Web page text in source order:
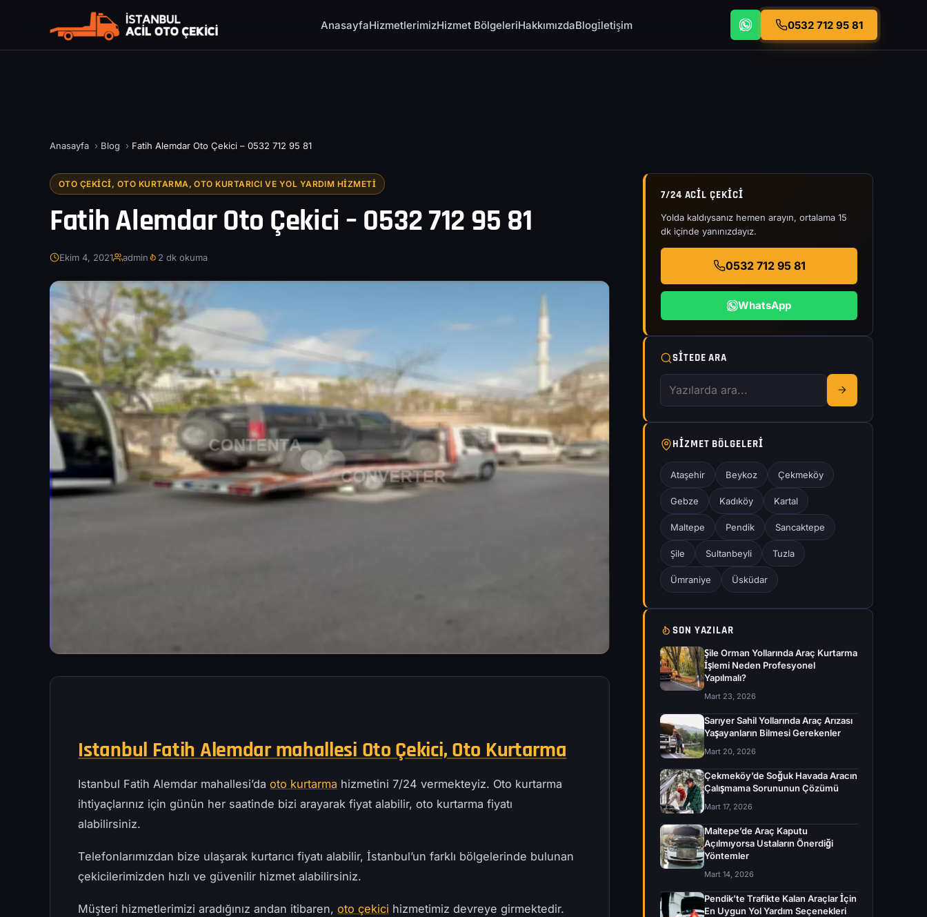
AnasayfaHizmetlerimizHizmet BölgeleriHakkımızdaBlogİletişim 0532 712 95 81
Anasayfa › Blog › Fatih Alemdar Oto Çekici – 0532 712 95 81
OTO ÇEKICI, OTO KURTARMA, OTO KURTARICI VE YOL YARDIM HIZMETI
Fatih Alemdar Oto Çekici – 0532 712 95 81
Ekim 4, 2021 admin 2 dk okuma
Istanbul Fatih Alemdar mahallesi Oto Çekici, Oto Kurtarma
Istanbul Fatih Alemdar mahallesi’daoto kurtarma hizmetini 7/24 vermekteyiz. Oto kurtarma
ihtiyaçlarınız için günün her saatinde bizi arayarak fiyat alabilir, oto kurtarma fiyatı
alabilirsiniz.
Telefonlarımızdan bize ulaşarak kurtarıcı fiyatı alabilir, İstanbul’un farklı bölgelerinde bulunan
çekicilerimizden hızlı ve güvenilir hizmet alabilirsiniz.
Müşteri hizmetlerimizi aradığınız andan itibaren,oto çekici hizmetimiz devreye girmektedir.
7/24 ACIL ÇEKICI
Yolda kaldıysanız hemen arayın, ortalama 15
dk içinde yanınızdayız.
0532 712 95 81
WhatsApp
SITEDE ARA
HIZMET BÖLGELERI
Ataşehir Beykoz Çekmeköy
Gebze Kadıköy Kartal
Maltepe Pendik Sancaktepe
Şile Sultanbeyli Tuzla
Ümraniye Üsküdar
SON YAZILAR
Şile Orman Yollarında Araç Kurtarma
İşlemi Neden Profesyonel
Yapılmalı?
Mart 23, 2026
Sarıyer Sahil Yollarında Araç Arızası
Yaşayanların Bilmesi Gerekenler
Mart 20, 2026
Çekmeköy’de Soğuk Havada Aracın
Çalışmama Sorununun Çözümü
Mart 17, 2026
Maltepe’de Araç Kaputu
Açılmıyorsa Ustaların Önerdiği
Yöntemler
Mart 14, 2026
Pendik’te Trafikte Kalan Araçlar İçin
En Uygun Yol Yardım Seçenekleri